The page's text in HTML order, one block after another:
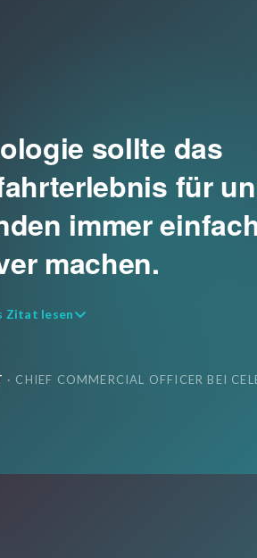
sollte das
für
immer
machen.
Zitat lesen
· CHIEF COMMERCIAL OFFICER BEI